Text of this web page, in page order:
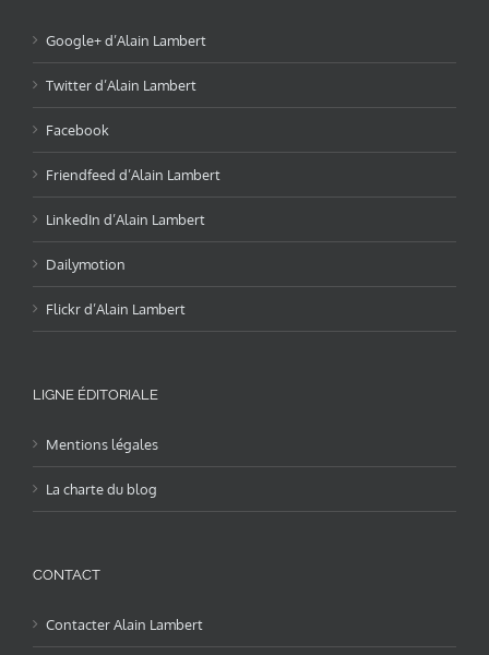
Google+ d’Alain Lambert
Twitter d’Alain Lambert
Facebook
Friendfeed d’Alain Lambert
LinkedIn d’Alain Lambert
Dailymotion
Flickr d’Alain Lambert
LIGNE ÉDITORIALE
Mentions légales
La charte du blog
CONTACT
Contacter Alain Lambert